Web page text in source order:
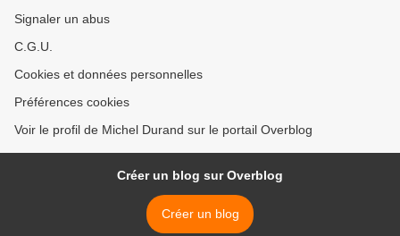
Signaler un abus
C.G.U.
Cookies et données personnelles
Préférences cookies
Voir le profil de Michel Durand sur le portail Overblog
Créer un blog sur Overblog
Créer un blog